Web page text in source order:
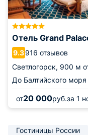
Отель Grand
9.3916 отзывов
Светлогорск, 900 м
До Балтийского моря
от20 000руб.за 1
Гостиницы России